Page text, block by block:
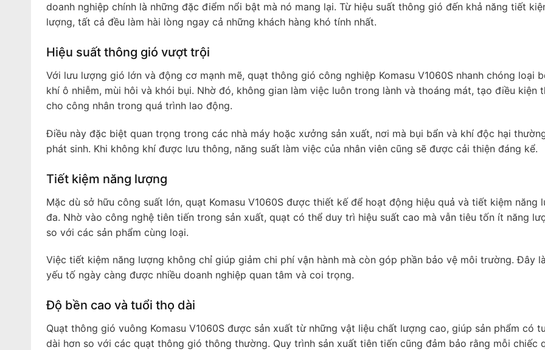
doanh nghiệp chính là những đặc điểm nổi bật mà nó mang lại. Từ hiệu suất thông gió đến khả năng tiết
lượng, tất cả đều làm hài lòng ngay cả những khách hàng khó tính nhất.
Hiệu suất thông gió vượt trội
Với lưu lượng gió lớn và động cơ mạnh mẽ, quạt thông gió công nghiệp Komasu V1060S nhanh chóng loại
khí ô nhiễm, mùi hôi và khói bụi. Nhờ đó, không gian làm việc luôn trong lành và thoáng mát, tạo điều kiện
cho công nhân trong quá trình lao động.
Điều này đặc biệt quan trọng trong các nhà máy hoặc xưởng sản xuất, nơi mà bụi bẩn và khí độc hại
phát sinh. Khi không khí được lưu thông, năng suất làm việc của nhân viên cũng sẽ được cải thiện đáng kể.
Tiết kiệm năng lượng
Mặc dù sở hữu công suất lớn, quạt Komasu V1060S được thiết kế để hoạt động hiệu quả và tiết kiệm năng
đa. Nhờ vào công nghệ tiên tiến trong sản xuất, quạt có thể duy trì hiệu suất cao mà vẫn tiêu tốn ít năng
so với các sản phẩm cùng loại.
Việc tiết kiệm năng lượng không chỉ giúp giảm chi phí vận hành mà còn góp phần bảo vệ môi trường. Đây
yếu tố ngày càng được nhiều doanh nghiệp quan tâm và coi trọng.
Độ bền cao và tuổi thọ dài
Quạt thông gió vuông Komasu V1060S được sản xuất từ những vật liệu chất lượng cao, giúp sản phẩm có
dài hơn so với các quạt thông gió thông thường. Quy trình sản xuất tiên tiến cũng đảm bảo rằng mỗi chiếc